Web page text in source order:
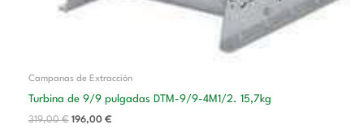
Campanas de Extracción
Turbina de 9/9 pulgadas DTM-9/9-4M1/2. 15,7kg
319,00€ 196,00 €